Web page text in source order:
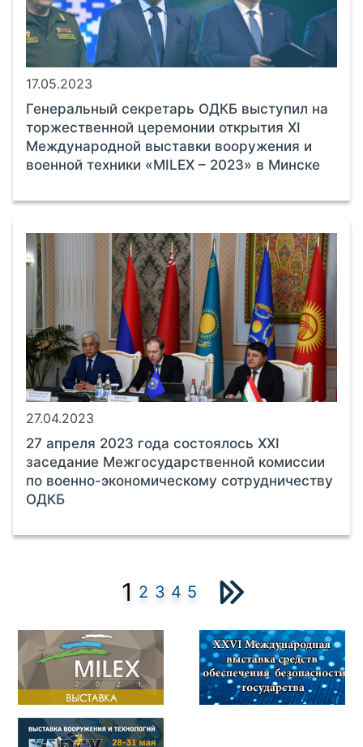
17.05.2023
Генеральный секретарь ОДКБ выступил на
торжественной церемонии открытия XI
Международной выставки вооружения и
военной техники «MILEX – 2023» в Минске
27.04.2023
27 апреля 2023 года состоялось XXI
заседание Межгосударственной комиссии
по военно-экономическому сотрудничеству
ОДКБ
1 2 3 4 5